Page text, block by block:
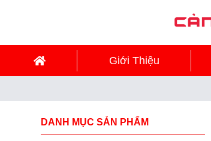
Giới Thiệu
DANH MỤC SẢN PHẨM